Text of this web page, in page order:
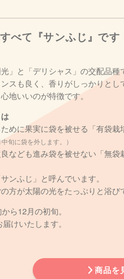
べて『サンふじ』です
」と「デリシャス」の交配品
スも良く、香りがしっかりとし
地いいのが特徴です。
めに果実に袋を被せる「有袋
旬に袋を外します。）
なども進み袋を被せない「無
ンふじ」と呼んでいます。
方が太陽の光をたっぷりと浴
ら12月の初旬。
けいたします。
商品を